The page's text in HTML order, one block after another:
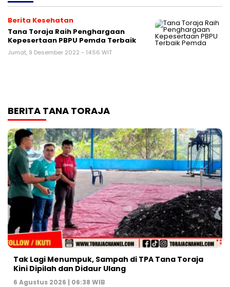
Berita Kesehatan
Tana Toraja Raih Penghargaan
Kepesertaan PBPU Pemda Terbaik
Jumat, 9 Desember 2022 - 14:56 WIT
BERITA TANA TORAJA
Tak Lagi Menumpuk, Sampah di TPA Tana Toraja
Kini Dipilah dan Didaur Ulang
6 Agustus 2026 | 06:38 WIB